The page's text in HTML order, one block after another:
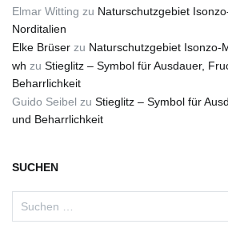
Elmar Witting zu Naturschutzgebiet
Norditalien
Elke Brüser zu Naturschutzgebiet Isonzo-
wh zu Stieglitz – Symbol für Ausdauer,
Beharrlichkeit
Guido Seibel zu Stieglitz – Symbol für
und Beharrlichkeit
SUCHEN